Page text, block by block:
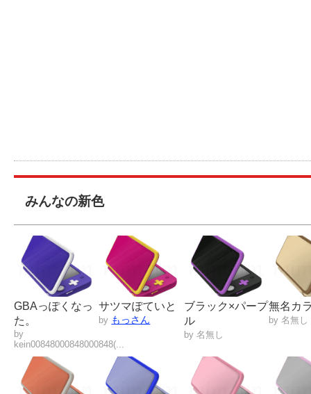
みんなの新色
GBAっぽくなっ
た。
by
kein00848000848000848(...
サツマぽていと
by もっさん
ブラック×パープ
ル
by 名無し
無名カ
by 名無し